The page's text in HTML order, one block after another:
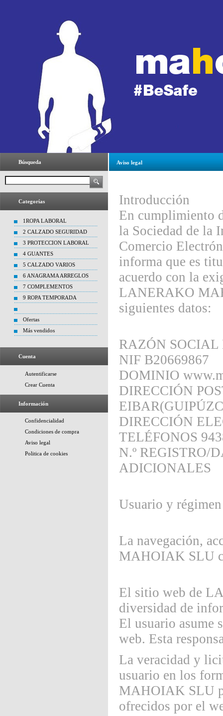
Búsqueda
Categorías
1ROPA LABORAL
2 CALZADO SEGURIDAD
3 PROTECCION LABORAL
4 GUANTES
5 CALZADO VARIOS
6 ANAGRAMA ARREGLOS
7 COMPLEMENTOS
9 ROPA TEMPORADA
Ofertas
Más vendidos
Cuenta
Autentificarse
Crear Cuenta
Información
Confidencialidad
Condiciones de compra
Aviso legal
Politica de cookies
Aviso legal
Introducción
En cumplimiento
la Sociedad de la
Comercio
informa que es
acuerdo con la
LANERAKO
siguientes datos:
RAZÓN
NIF B20669867
DOMINIO
DIRECCIÓN
DIRECCIÓN
TELÉFONOS
N.º REGISTRO/
ADICIONALES
Usuario y
La navegación,
MAHOIAK SLU
El sitio web de
diversidad de
El usuario asume
web. Esta
La veracidad y
usuario en los
MAHOIAK SLU
ofrecidos por el